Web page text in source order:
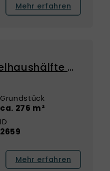
Mehr erfahren
Attraktive Doppelhaushälfte mit durchdachtem Grundriss in Oldenburg - Ofenerdiek
Grundstück
ca. 276 m²
ID
2659
Mehr erfahren